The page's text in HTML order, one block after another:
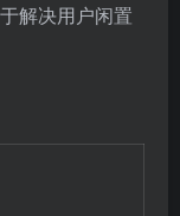
解决用户闲置